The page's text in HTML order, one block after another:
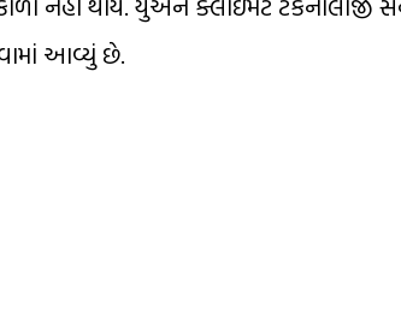
આવ્યું છે.